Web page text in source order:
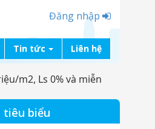
Đăng nhập
Tin tức Liên hệ
m2, Ls 0% và miễn
tiêu biểu